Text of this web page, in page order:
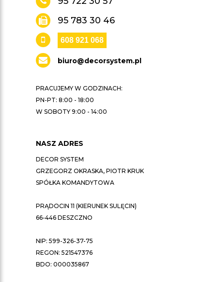
95 783 30 46
608 921 068
biuro@decorsystem.pl
PRACUJEMY W GODZINACH:
PN-PT: 8:00 - 18:00
W SOBOTY 9:00 - 14:00
NASZ ADRES
DECOR SYSTEM
GRZEGORZ OKRASKA, PIOTR KRUK
SPÓŁKA KOMANDYTOWA
PRĄDOCIN 11 (KIERUNEK SULĘCIN)
66-446 DESZCZNO
NIP: 599-326-37-75
REGON: 521547376
BDO: 000035867